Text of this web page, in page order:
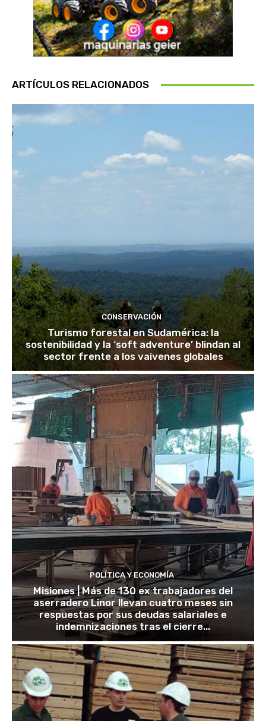
ARTÍCULOS RELACIONADOS
CONSERVACIÓN
Turismo forestal en Sudamérica: la
sostenibilidad y la ‘soft adventure’ blindan al
sector frente a los vaivenes globales
POLÍTICA Y ECONOMÍA
Misiones | Más de 130 ex trabajadores del
aserradero Linor llevan cuatro meses sin
respuestas por sus deudas salariales e
indemnizaciones tras el cierre...